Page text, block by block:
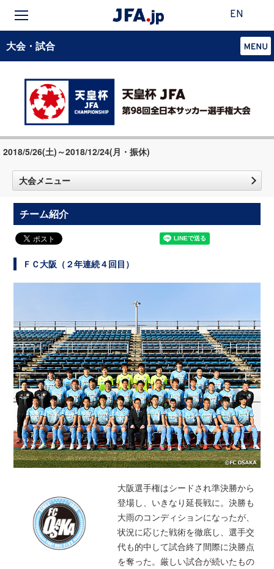
EN
大会・試合
2018/5/26(土)～2018/12/24(月・振休)
大会メニュー
チーム紹介
ＦＣ大阪（２年連続４回目）
大阪選手権はシードされ準決勝から
登場し、いきなり延長戦に。決勝も
大雨のコンディションになったが、
状況に応じた戦術を徹底し、選手交
代も的中して試合終了間際に決勝点
を奪った。厳しい試合が続いたもの